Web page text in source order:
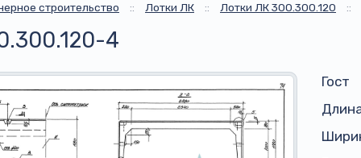
строительство :: Лотки ЛК :: Лотки ЛК 300.300.120 ::
4
Гост